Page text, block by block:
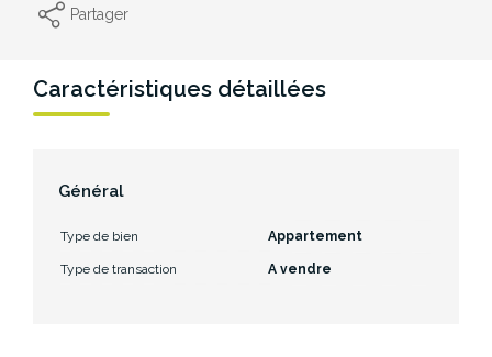
Partager
Caractéristiques détaillées
Général
Type de bien Appartement
Type de transaction A vendre